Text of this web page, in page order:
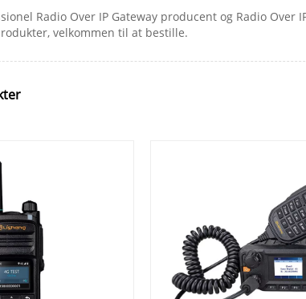
Radio Over IP Gateway producent og Radio
velkommen til at bestille.